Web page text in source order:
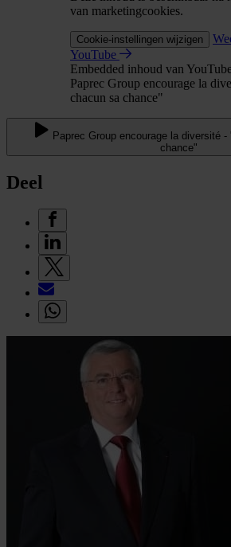
van marketingcookies.
Cookie-instellingen wijzigen
YouTube
Embedded inhoud van
Paprec Group encourage la
chacun sa chance"
Paprec Group encourage la diversité
chance"
Deel